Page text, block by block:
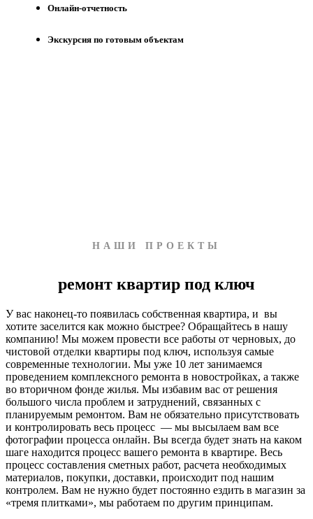
Онлайн-отчетность
Экскурсия по готовым объектам
НАШИ ПРОЕКТЫ
ремонт квартир под ключ
У вас наконец-то появилась собственная квартира, и вы
хотите заселится как можно быстрее? Обращайтесь в нашу
компанию! Мы можем провести все работы от черновых, до
чистовой отделки квартиры под ключ, используя самые
современные технологии. Мы уже 10 лет занимаемся
проведением комплексного ремонта в новостройках, а также
во вторичном фонде жилья. Мы избавим вас от решения
большого числа проблем и затруднений, связанных с
планируемым ремонтом. Вам не обязательно присутствовать
и контролировать весь процесс — мы высылаем вам все
фотографии процесса онлайн. Вы всегда будет знать на каком
шаге находится процесс вашего ремонта в квартире. Весь
процесс составления сметных работ, расчета необходимых
материалов, покупки, доставки, происходит под нашим
контролем. Вам не нужно будет постоянно ездить в магазин за
«тремя плитками», мы работаем по другим принципам.